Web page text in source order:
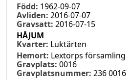
Född: 1962-09-07
Avliden: 2016-07-07
Gravsatt: 2016-07-15
HÅJUM
Kvarter: Luktärten
Hemort: Lextorps församling
Gravplats: 0016
Gravplatsnummer: 236 0016